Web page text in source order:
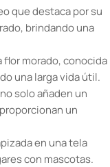
que destaca por su
brindando una
flor morado, conocida
una larga vida útil.
solo añaden un
un
en una tela
con mascotas.